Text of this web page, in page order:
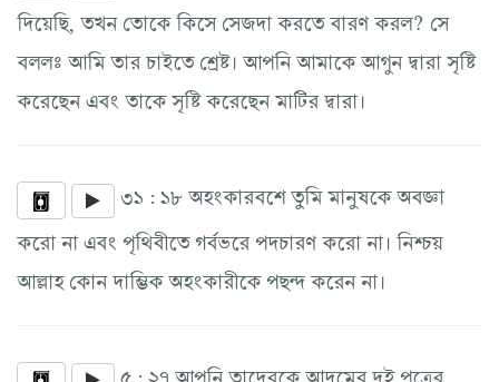
দিয়েছি, তখন তোকে কিসে সেজদা করতে বারণ করল? সে
বললঃ আমি তার চাইতে শ্রেষ্ট। আপনি আমাকে আগুন দ্বারা সৃষ্টি
করেছেন এবং তাকে সৃষ্টি করেছেন মাটির দ্বারা।
৩১ : ১৮ অহংকারবশে তুমি মানুষকে অবজ্ঞা
করো না এবং পৃথিবীতে গর্বভরে পদচারণ করো না। নিশ্চয়
আল্লাহ কোন দাম্ভিক অহংকারীকে পছন্দ করেন না।
৫ : ২৭ আপনি তাদেরকে আদমের দুই পুত্রের